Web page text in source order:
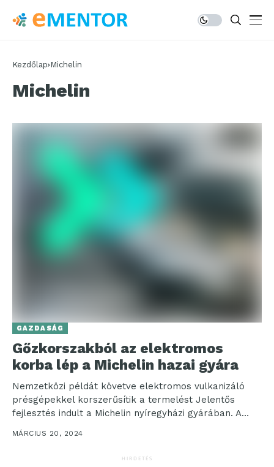
Kezdőlap Michelin
Michelin
GAZDASÁG
Gőzkorszakból az elektromos
korba lép a Michelin hazai gyára
Nemzetközi példát követve elektromos vulkanizáló
présgépekkel korszerűsítik a termelést Jelentős
fejlesztés indult a Michelin nyíregyházi gyárában. A
sportautó-abroncsokat készítő üzemben
modernizálják a vulkanizáló...
MÁRCIUS 20, 2024
HIRDETÉS